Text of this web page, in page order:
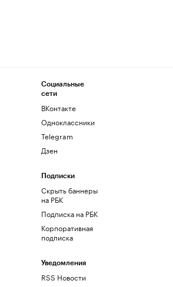
Социальные
сети
ВКонтакте
Одноклассники
Telegram
Дзен
Подписки
Скрыть баннеры
на РБК
Подписка на РБК
Корпоративная
подписка
Уведомления
RSS Новости